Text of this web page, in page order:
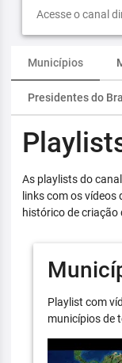
Acesse o canal
Municípios
Presidentes do
As playlists do
links com os
histórico de criação
Playlist com
municípios de